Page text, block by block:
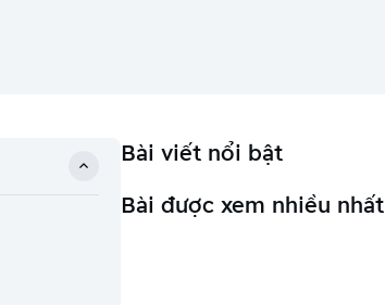
Bài viết nổi bật
Bài được xem nhiều nhất